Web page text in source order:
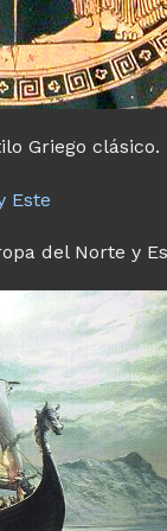
Griego clásico.
del Norte y